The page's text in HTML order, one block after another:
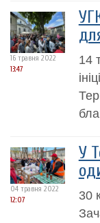
16 травня 2022
13:47
14
04 травня 2022
12:07
У
30